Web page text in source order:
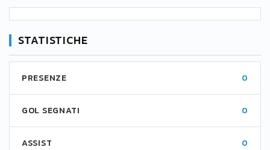
STATISTICHE
PRESENZE 0
GOL SEGNATI 0
ASSIST 0